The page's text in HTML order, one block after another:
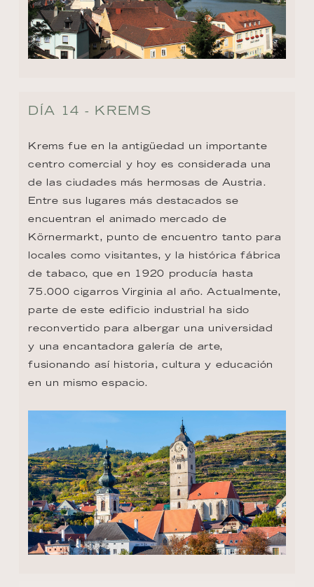
DÍA 14 - KREMS
Krems fue en la antigüedad un importante
centro comercial y hoy es considerada una
de las ciudades más hermosas de Austria.
Entre sus lugares más destacados se
encuentran el animado mercado de
Körnermarkt, punto de encuentro tanto para
locales como visitantes, y la histórica fábrica
de tabaco, que en 1920 producía hasta
75.000 cigarros Virginia al año. Actualmente,
parte de este edificio industrial ha sido
reconvertido para albergar una universidad
y una encantadora galería de arte,
fusionando así historia, cultura y educación
en un mismo espacio.